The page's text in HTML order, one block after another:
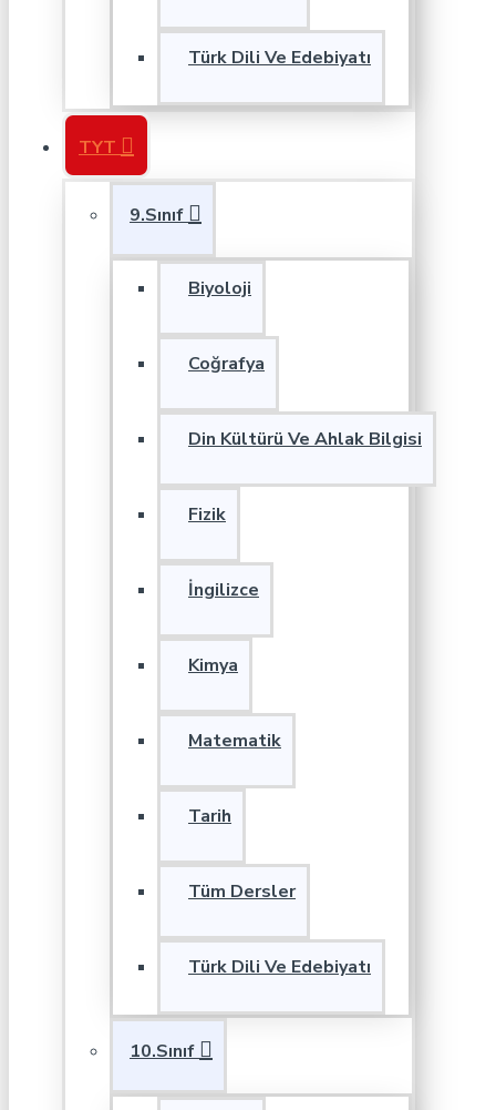
Türk Dili Ve Edebiyatı
TYT
9.Sınıf
Biyoloji
Coğrafya
Din Kültürü Ve Ahlak Bilgisi
Fizik
İngilizce
Kimya
Matematik
Tarih
Tüm Dersler
Türk Dili Ve Edebiyatı
10.Sınıf